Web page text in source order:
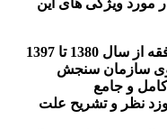
مورد ویژگی های این
گرداوری 20 دوره سوالات اصول فقه از سال 1380 تا 1397
سازمان سنجش
کامل و جامع
نظر و تشریح علت